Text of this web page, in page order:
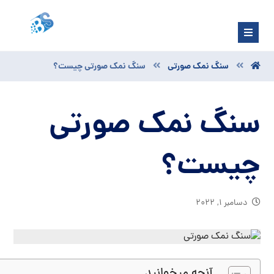
سنگ نمک صورتی سنگ نمک صورتی چیست؟
سنگ نمک صورتی
چیست؟
دسامبر ۱, ۲۰۲۲